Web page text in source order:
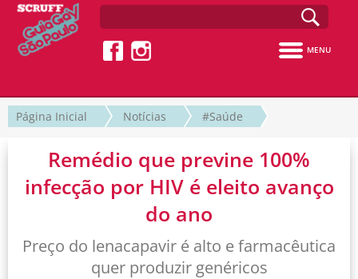
MENU
Página Inicial Notícias #Saúde
Remédio que previne 100%
infecção por HIV é eleito avanço
do ano
Preço do lenacapavir é alto e farmacêutica
quer produzir genéricos